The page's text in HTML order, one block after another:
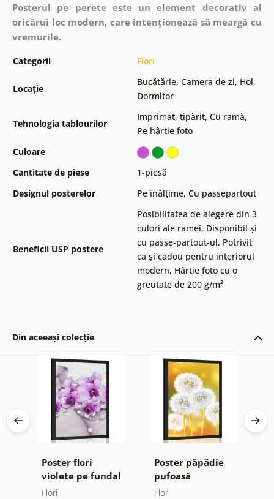
Posterul pe perete este un element decorativ al
oricărui loc modern, care intenționează să meargă cu
vremurile.
Categorii Flori
Locație
Bucătărie, Camera de zi, Hol,
Dormitor
Tehnologia tablourilor
Imprimat, tipărit, Cu ramă,
Pe hârtie foto
Culoare
Cantitate de piese
1-piesă
Designul posterelor
Pe înălțime, Cu passepartout
Beneficii USP postere
Posibilitatea de alegere din 3
culori ale ramei, Disponibil și
cu passe-partout-ul, Potrivit
ca și cadou pentru interiorul
modern, Hârtie foto cu o
greutate de 200 g/m²
Din aceeași colecție
Poster flori
violete pe fundal
abstract
Flori
Poster păpădie
pufoasă
Flori